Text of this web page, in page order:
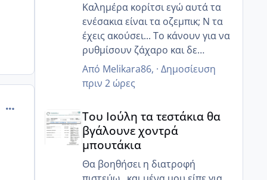
comment_843539
Καλημέρα κορίτσι εγώ αυτά τα
ενέσακια είναι τα οζεμπικ; Ν τα
έχεις ακούσει... Το κάνουν για να
ρυθμίσουν ζάχαρο και δε
κάποιους βοηθάει να χάσουν
κιλά!!
Ναι την έχω ξανακούσει την
να το συζητήσετε για πρόκληση
ωορρηξίας έτσι ώστε να εισια
μέσα σίγουρη! Κάποια στιγμή
όταν φτιάξουν όλα ίσως το
Από Melikara86, · Δημοσίευση
πριν 2 ώρες
Του Ιούλη τα τεστάκια θα
βγάλουνε χοντρά
μπουτάκια
Θα βοηθήσει η διατροφή